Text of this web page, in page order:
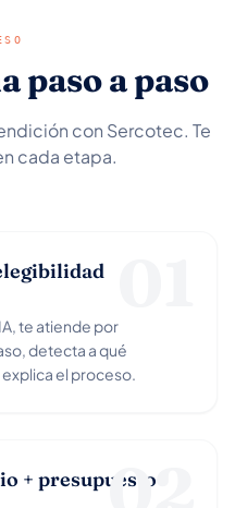
paso a paso
con Sercotec. Te
cada etapa.
te atiende por
detecta a qué
el proceso.
02
+ presupuesto